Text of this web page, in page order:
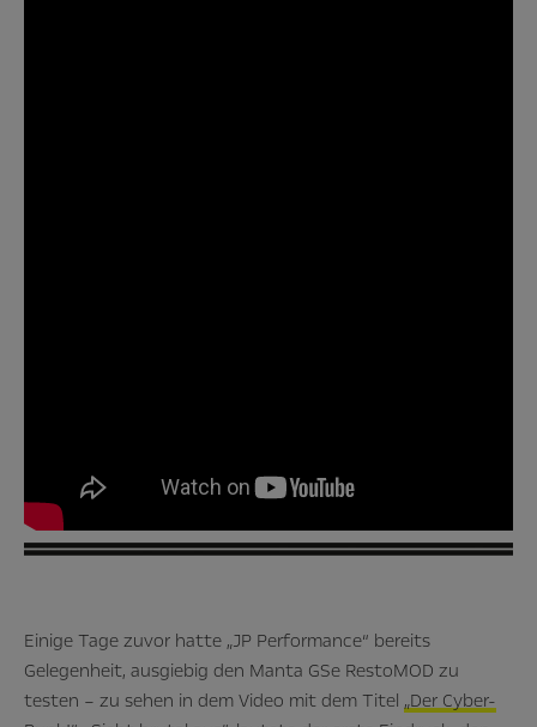
Einige Tage zuvor hatte „JP Performance“ bereits
Gelegenheit, ausgiebig den Manta GSe RestoMOD zu
testen – zu sehen in dem Video mit dem Titel „Der Cyber-